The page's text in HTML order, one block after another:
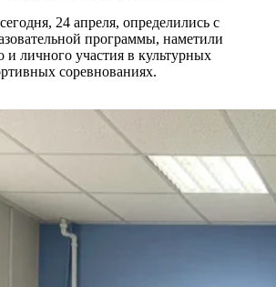
24 апреля, определились с
программы, наметили
и личного участия в культурных
соревнованиях.